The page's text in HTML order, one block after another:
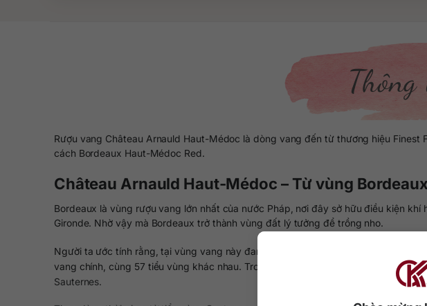
Rượu vang Château Arnauld Haut-Médoc là dòng vang đến từ thương hiệu
cách Bordeaux Haut-Médoc Red.
Château Arnauld Haut-Médoc – Từ vùng Bordeaux
Bordeaux là vùng rượu vang lớn nhất của nước Pháp, nơi đây sở hữu điều kiện
Gironde. Nhờ vậy mà Bordeaux trở thành vùng đất lý tưởng để trồng nho.
Người ta ước tính rằng, tại vùng vang này đang sở hữu lên đến 111.000 Ha vườn
vang chính, cùng 57 tiểu vùng khác nhau. Trong đó, những khu vực trồng nho nổi
Sauternes.